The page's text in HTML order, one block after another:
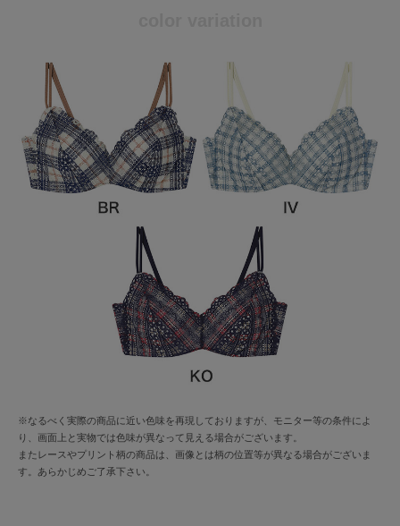
※なるべく実際の商品に近い色味を再現しておりますが、モニター等の条件によ
り、画面上と実物では色味が異なって見える場合がございます。
またレースやプリント柄の商品は、画像とは柄の位置等が異なる場合がございま
す。あらかじめご了承下さい。